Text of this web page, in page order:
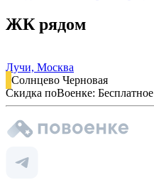
ЖК рядом
Лучи, Москва
Солнцево Черновая
Скидка поВоенке: